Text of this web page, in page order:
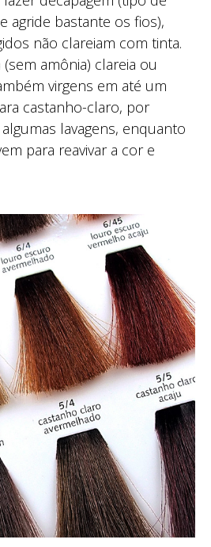
agride bastante os fios),
não clareiam com tinta.
amônia) clareia ou
virgens em até um
castanho-claro, por
lavagens, enquanto
para reavivar a cor e